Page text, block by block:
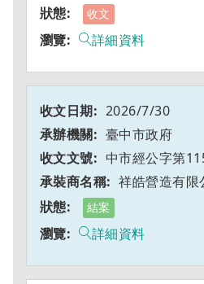
收文
詳細資料
2026/7/30
臺中市政府
中市經公字第
祥皓營造有限
結案
詳細資料